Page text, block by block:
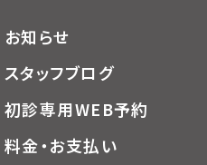
お知らせ
スタッフブログ
初診専用WEB予約
料金・お支払い